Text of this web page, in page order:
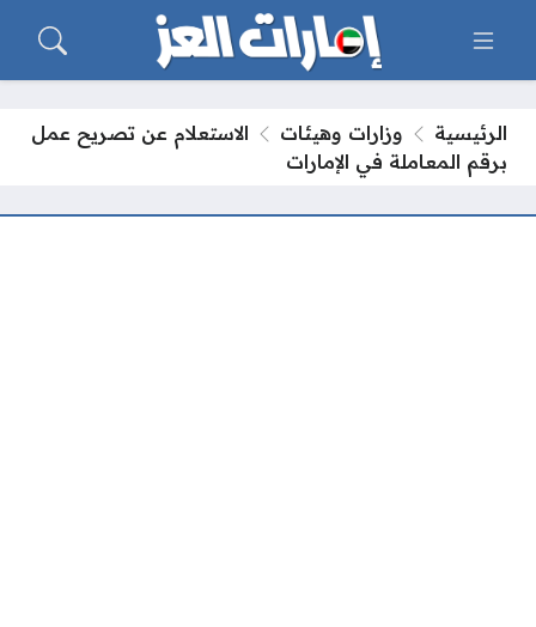
الرئيسية وزارات وهيئات
الاستعلام عن تصريح عمل
برقم المعاملة في الإمارات